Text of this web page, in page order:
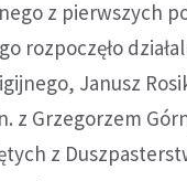
z pierwszych
rozpoczęło
Janusz
z Grzegorzem
z